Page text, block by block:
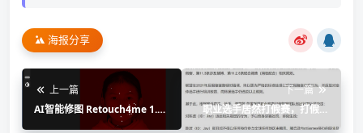
海报分享
上一篇
AI智能修图 Retouch4me 1.0
八合一(PS实用插件)
下一篇
职业选手居然打假赛，打假赛
有何处罚呢？